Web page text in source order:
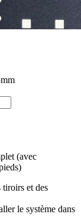
mm
(avec
et des
le système dans